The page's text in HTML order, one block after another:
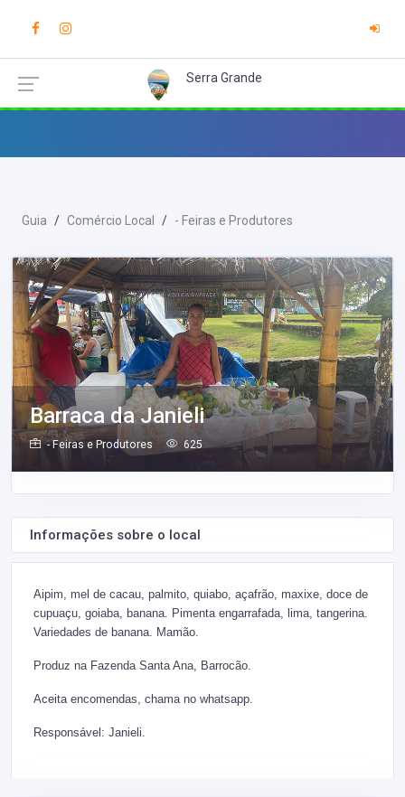
Serra Grande
Guia Comércio Local - Feiras e Produtores
Barraca da Janieli
- Feiras e Produtores 625
Informações sobre o local
Aipim, mel de cacau, palmito, quiabo, açafrão, maxixe, doce de
cupuaçu, goiaba, banana. Pimenta engarrafada, lima, tangerina.
Variedades de banana. Mamão.
Produz na Fazenda Santa Ana, Barrocão.
Aceita encomendas, chama no whatsapp.
Responsável: Janieli.